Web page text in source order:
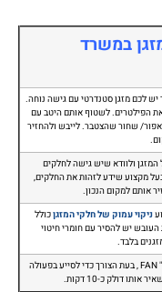
במשרד
לכם מזגן סטנדרטי עם גישה נוחה.
הפילטרים. לשטוף אותם היטב עם
שחור שהצטבר. לייבש ולהחזיר
ולוודא שיש גישה לחלקים
מקצוע שידע לזהות את החלקים,
אותם למקום הנכון.
ניקוי עמוק של חלקי המזגןכולל
יש להסיר עם חומרי חיטוי
בלבד.
ניתן להפעיל את המזגן על מצב "אוורור" FAN , בעת הצורך כדי לסייע בפעולה
דולק כ-10 דקות.